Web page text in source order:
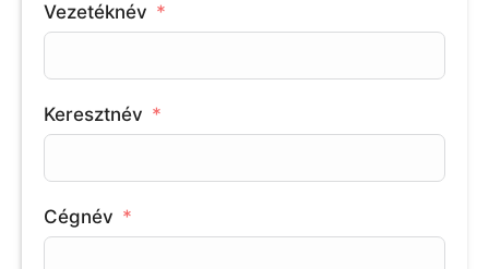
Vezetéknév
Keresztnév
Cégnév